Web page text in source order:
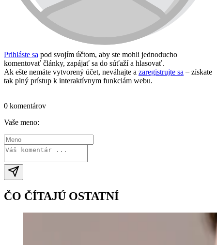
Prihláste sa pod svojím účtom, aby ste mohli jednoducho
komentovať články, zapájať sa do súťaží a hlasovať.
Ak ešte nemáte vytvorený účet, neváhajte a zaregistrujte sa – získate
tak plný prístup k interaktívnym funkciám webu.
0 komentárov
Vaše meno:
ČO ČÍTAJÚ OSTATNÍ